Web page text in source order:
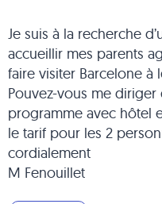
Je suis à la recherche
accueillir mes parents
faire visiter Barcelone à
Pouvez-vous me
programme avec hôtel
le tarif pour les 2
cordialement
M Fenouillet